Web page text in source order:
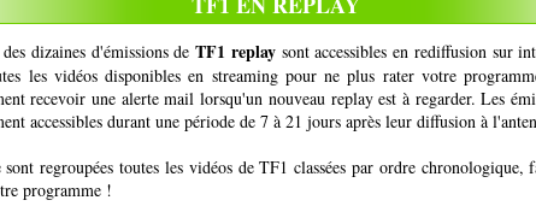
dizaines d'émissions deTF1 replaysont accessibles en rediffusion sur
les vidéos disponibles en streaming pour ne plus rater votre
recevoir une alerte mail lorsqu'un nouveau replay est à regarder. Les
accessibles durant une période de 7 à 21 jours après leur diffusion à
sont regroupées toutes les vidéos de TF1 classées par ordre chronologique,
programme !